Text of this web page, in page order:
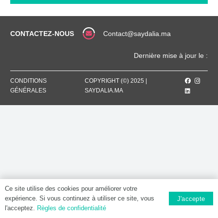
CONTACTEZ-NOUS Contact@saydalia.ma
Dernière mise à jour le :
CONDITIONS
GÉNÉRALES
COPYRIGHT (©) 2025 |
SAYDALIA.MA
Ce site utilise des cookies pour améliorer votre
expérience. Si vous continuez à utiliser ce site, vous
l'acceptez. Règles de confidentialité
J'accepte